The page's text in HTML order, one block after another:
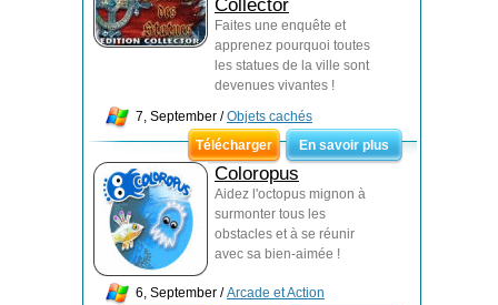
Collector
Faites une enquête et
apprenez pourquoi toutes
les statues de la ville sont
devenues vivantes !
7, September /Objets cachés
Télécharger
En savoir plus
Coloropus
Aidez l'octopus mignon à
surmonter tous les
obstacles et à se réunir
avec sa bien-aimée !
6, September /Arcade et Action